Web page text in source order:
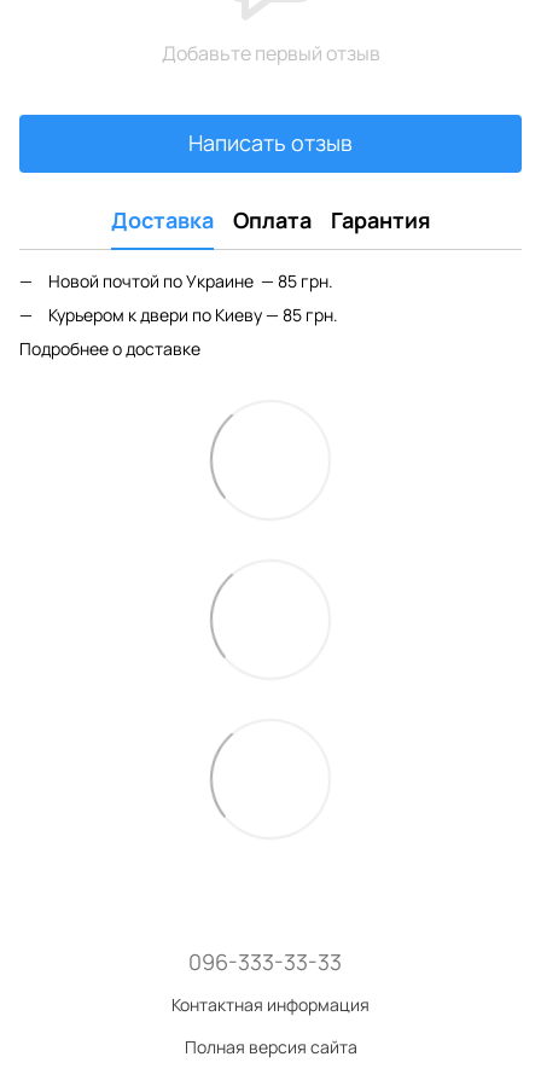
Добавьте первый отзыв
Написать отзыв
Доставка Оплата Гарантия
Новой почтой по Украине — 85 грн.
Курьером к двери по Киеву — 85 грн.
Подробнее о доставке
096-333-33-33
Контактная информация
Полная версия сайта